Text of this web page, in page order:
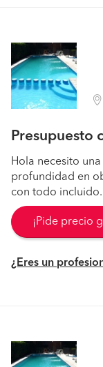
Presupuesto
Hola necesito una
profundidad en
con todo incluido.
¡Pide precio
¿Eres un